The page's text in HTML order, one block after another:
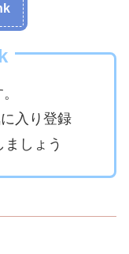
入り登録
ましょう